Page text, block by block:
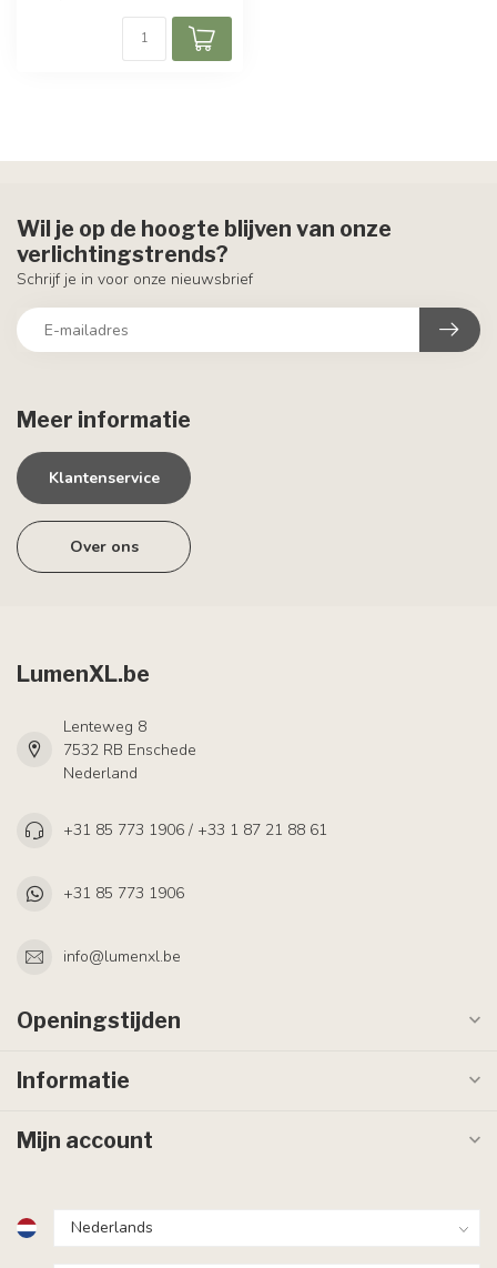
Meer informatie
Klantenservice
Over ons
Wil je op de hoogte blijven van onze
verlichtingstrends?
Schrijf je in voor onze nieuwsbrief
LumenXL.be
Lenteweg 8
7532 RB Enschede
Nederland
+31 85 773 1906 / +33 1 87 21 88 61
+31 85 773 1906
info@lumenxl.be
Openingstijden
Informatie
Mijn account